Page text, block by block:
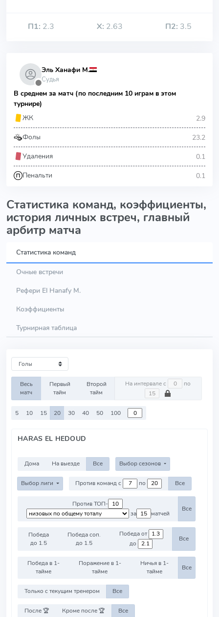
П1: 2.3 Х: 2.63 П2: 3.5
⬤
Эль Ханафи М.
Судья
В среднем за матч (по последним 10 играм в этом
турнире)
ЖК
2.9
Фолы 23.2
Удаления 0.1
Пенальти 0.1
Статистика команд, коэффициенты,
история личных встреч, главный
арбитр матча
Статистика команд
Очные встречи
Рефери El Hanafy M.
Коэффициенты
Турнирная таблица
Весь
матч
Первый
тайм
Второй
тайм
На интервале с по
5 10 15 20 30 40 50 100
HARAS EL HEDOUD
Дома На выезде Все Выбор сезонов
Выбор лиги Против команд с по Все
Против ТОП-
за
матчей
Все
Победа
до 1.5
Победа соп.
до 1.5
Победа от
до
Все
Победа в 1-
тайме
Поражение в 1-
тайме
Ничья в 1-
тайме
Все
Только с текущим тренером Все
После 🏆 Кроме после 🏆 Все